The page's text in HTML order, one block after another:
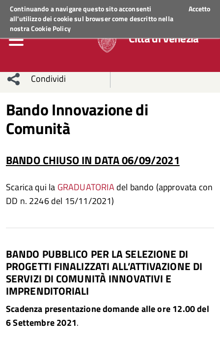
Continuando a navigare questo sito acconsenti
all'utilizzo dei cookie sul browser come descritto nella
nostraCookie Policy
Accetto
Regione Veneto ACCEDI AI SERVIZI
Città di Venezia
Condividi
sui social
network
Condividi
Condividi
Facebook
Twitter
su
Facebook
Condividi
su
Bando Innovazione di
Comunità
BANDO CHIUSO IN DATA 06/09/2021
Scarica qui la GRADUATORIAdel bando (approvata con
DD n. 2246 del 15/11/2021)
BANDO PUBBLICO PER LA SELEZIONE DI
PROGETTI FINALIZZATI ALL’ATTIVAZIONE DI
SERVIZI DI COMUNITÀ INNOVATIVI E
IMPRENDITORIALI
Scadenza presentazione domande alle ore 12.00 del
6 Settembre 2021.